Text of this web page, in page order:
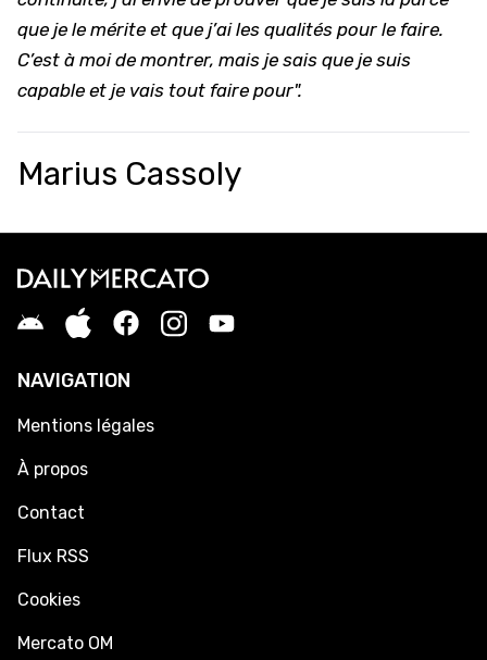
que je le mérite et que j’ai les qualités pour le faire.
C’est à moi de montrer, mais je sais que je suis
capable et je vais tout faire pour".
Marius Cassoly
NAVIGATION
Mentions légales
À propos
Contact
Flux RSS
Cookies
Mercato OM